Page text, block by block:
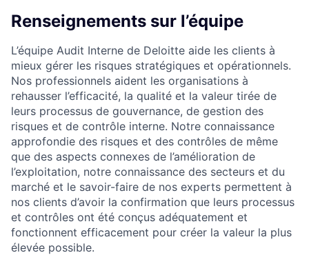
Renseignements sur l’équipe
L’équipe Audit Interne de Deloitte aide les clients à
mieux gérer les risques stratégiques et opérationnels.
Nos professionnels aident les organisations à
rehausser l’efficacité, la qualité et la valeur tirée de
leurs processus de gouvernance, de gestion des
risques et de contrôle interne. Notre connaissance
approfondie des risques et des contrôles de même
que des aspects connexes de l’amélioration de
l’exploitation, notre connaissance des secteurs et du
marché et le savoir-faire de nos experts permettent à
nos clients d’avoir la confirmation que leurs processus
et contrôles ont été conçus adéquatement et
fonctionnent efficacement pour créer la valeur la plus
élevée possible.